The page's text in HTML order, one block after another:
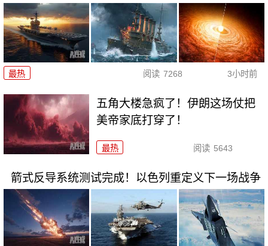
最热 阅读 7268 3小时前
五角大楼急疯了！伊朗这场仗把
美帝家底打穿了！
最热 阅读 5643
箭式反导系统测试完成！以色列重定义下一场战争